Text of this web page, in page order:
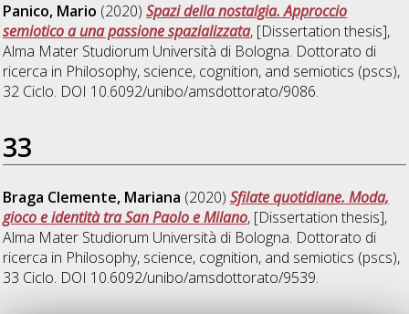
Panico, Mario (2020)Spazi della nostalgia. Approccio
semiotico a una passione spazializzata, [Dissertation thesis],
Alma Mater Studiorum Università di Bologna. Dottorato di
ricerca in Philosophy, science, cognition, and semiotics (pscs),
32 Ciclo. DOI 10.6092/unibo/amsdottorato/9086.
33
Braga Clemente, Mariana (2020)Sfilate quotidiane. Moda,
gioco e identità tra San Paolo e Milano, [Dissertation thesis],
Alma Mater Studiorum Università di Bologna. Dottorato di
ricerca in Philosophy, science, cognition, and semiotics (pscs),
33 Ciclo. DOI 10.6092/unibo/amsdottorato/9539.